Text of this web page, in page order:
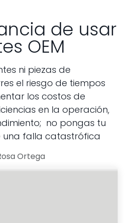
de usar
OEM
ni piezas de
el riesgo de tiempos
los costos de
en la operación,
no pongas tu
una falla catastrófica
Ortega